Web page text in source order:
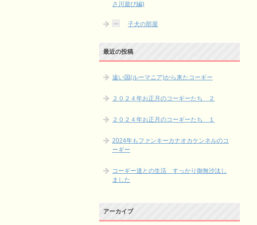
さ川遊び編)
子犬の部屋
最近の投稿
遠い国(ルーマニア)から来たコーギー
２０２４年お正月のコーギーたち ２
２０２４年お正月のコーギーたち １
2024年もファンキーカナオカケンネルのコ
ーギー
コーギー達との生活 すっかり御無沙汰し
ました
アーカイブ